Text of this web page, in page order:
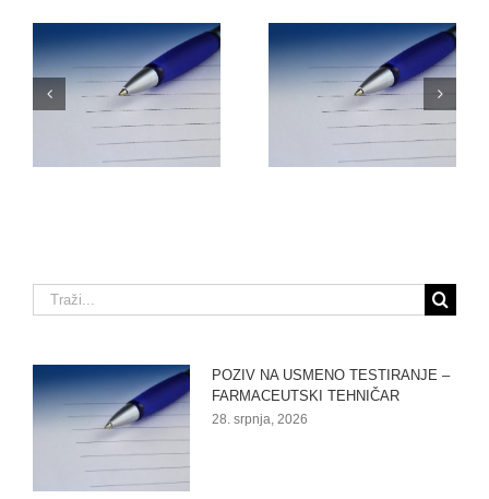
ODLUKU O PRIJAMU
–
VOZAČ/DOSTAVLJAČ
NATJEČAJ ZA
RADNO MJESTO –
TEHNIČAR (M/Ž)
Traži...
POZIV NA USMENO TESTIRANJE –
FARMACEUTSKI TEHNIČAR
28. srpnja, 2026